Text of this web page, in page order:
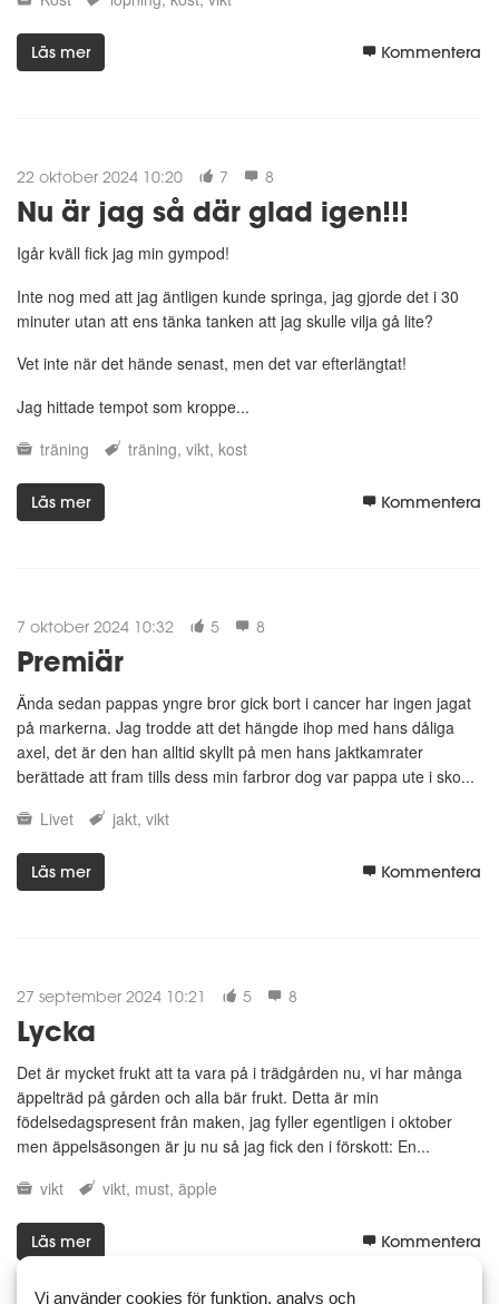
Läs mer Kommentera
22 oktober 2024 10:20 7 8
Nu är jag så där glad igen!!!
Igår kväll fick jag min gympod!
Inte nog med att jag äntligen kunde springa, jag gjorde det i 30
minuter utan att ens tänka tanken att jag skulle vilja gå lite?
Vet inte när det hände senast, men det var efterlängtat!
Jag hittade tempot som kroppe...
träning
träning vikt kost
Läs mer Kommentera
7 oktober 2024 10:32 5 8
Premiär
Ända sedan pappas yngre bror gick bort i cancer har ingen jagat
på markerna. Jag trodde att det hängde ihop med hans dåliga
axel, det är den han alltid skyllt på men hans jaktkamrater
berättade att fram tills dess min farbror dog var pappa ute i sko...
Livet
jakt vikt
Läs mer Kommentera
27 september 2024 10:21 5 8
Lycka
Det är mycket frukt att ta vara på i trädgården nu, vi har många
äppelträd på gården och alla bär frukt. Detta är min
födelsedagspresent från maken, jag fyller egentligen i oktober
men äppelsäsongen är ju nu så jag fick den i förskott: En...
vikt
vikt must äpple
Läs mer Kommentera
Vi använder cookies för funktion, analys och